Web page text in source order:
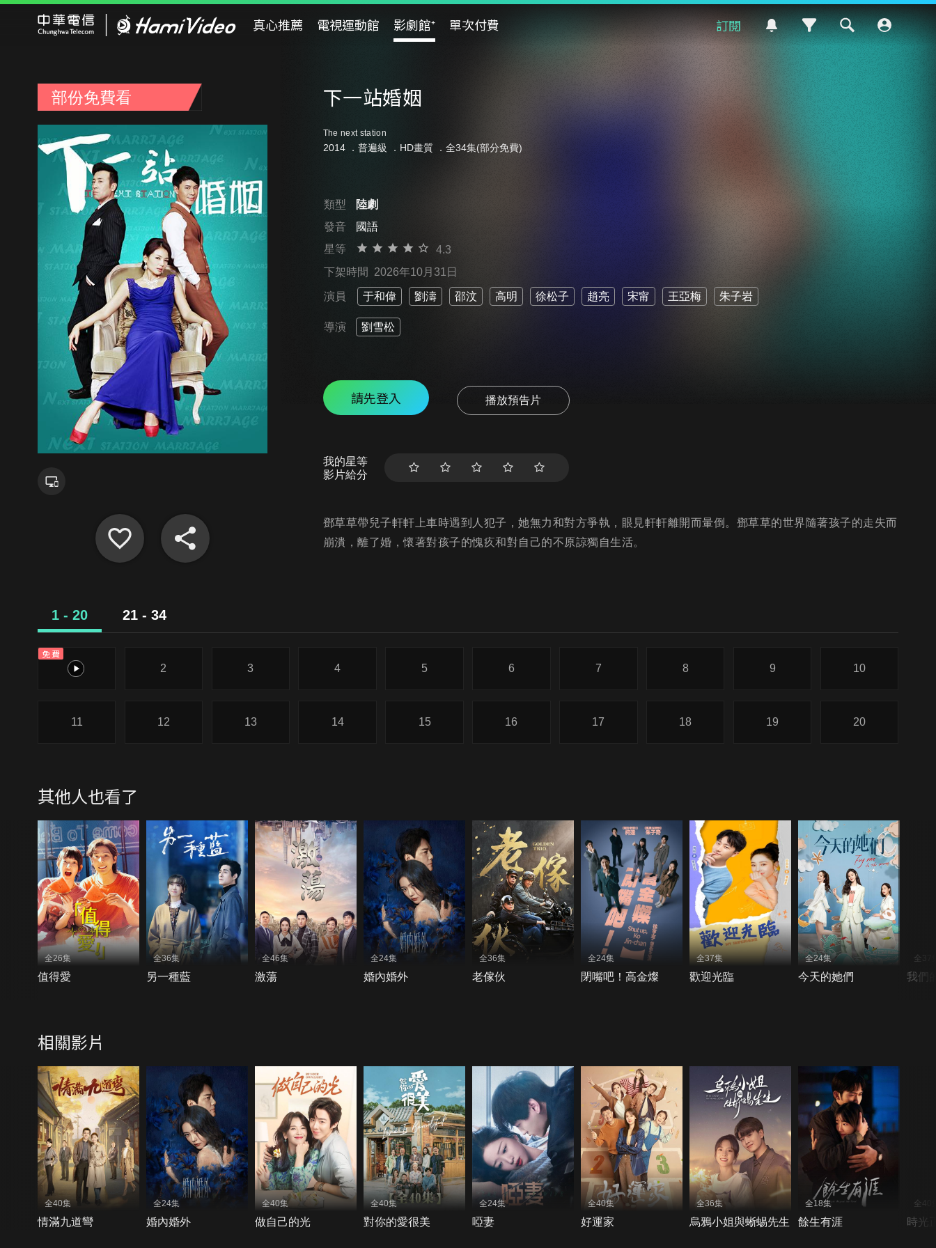
真心推薦 電視運動館 影劇館⁺ 單次付費 訂閱
部份免費看 下一站婚姻
The next station
2014 ． 普遍級 ．HD畫質 ．全34集(部分免費)
類型
陸劇
發音
國語
星等
4.3
下架時間 2026年10月31日
演員 于和偉 劉濤 邵汶 高明 徐松子 趙亮 宋甯 王亞梅 朱子岩
導演 劉雪松
請先登入 播放預告片
我的星等
影片給分
鄧草草帶兒子軒軒上車時遇到人犯子，她無力和對方爭執，眼見軒軒離開而暈倒。鄧草草的世界隨著孩子的走失而
崩潰，離了婚，懷著對孩子的愧疚和對自己的不原諒獨自生活。
1 - 20 21 - 34
免費
1
2 3 4 5 6 7 8 9 10
11 12 13 14 15 16 17 18 19 20
其他人也看了
全26集
值得愛
全36集
另一種藍
全46集
激蕩
全24集
婚內婚外
全36集
老傢伙
全24集
閉嘴吧！高金燦
全37集
歡迎光臨
全24集
今天的她們
全37
我們
相關影片
全40集
情滿九道彎
全24集
婚內婚外
全40集
做自己的光
全40集
對你的愛很美
全24集
啞妻
全40集
好運家
全36集
烏鴉小姐與蜥蜴先生
全18集
餘生有涯
全40
時光